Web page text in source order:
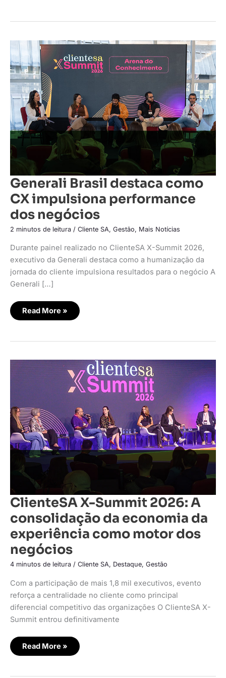
Generali Brasil destaca como
CX impulsiona performance
dos negócios
2 minutos de leitura / Cliente SA, Gestão, Mais Notícias
Durante painel realizado no ClienteSA X-Summit 2026,
executivo da Generali destaca como a humanização da
jornada do cliente impulsiona resultados para o negócio A
Generali […]
Generali
Brasil
destaca
como
CX
impulsiona
performance
dos
negócios
Read More »
ClienteSA X-Summit 2026: A
consolidação da economia da
experiência como motor dos
negócios
4 minutos de leitura / Cliente SA, Destaque, Gestão
Com a participação de mais 1,8 mil executivos, evento
reforça a centralidade no cliente como principal
diferencial competitivo das organizações O ClienteSA X-
Summit entrou definitivamente
ClienteSA
da
economia
da
experiência
como
motor
dos
negócios
Read More »